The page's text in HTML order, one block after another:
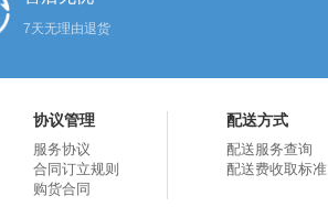
7天无理由退货
协议管理
服务协议
合同订立规则
购货合同
配送方式
配送服务查询
配送费收取标准